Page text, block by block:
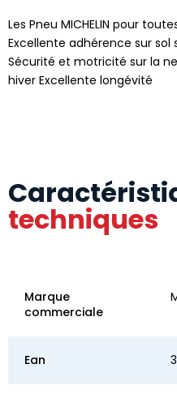
Les Pneu MICHELIN pour
Excellente adhérence sur sol
Sécurité et motricité sur la
hiver Excellente longévité
techniques
Marque
commerciale
Ean